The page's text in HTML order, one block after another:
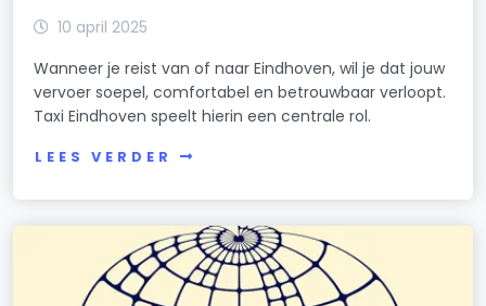
10 april 2025
Wanneer je reist van of naar Eindhoven, wil je dat jouw
vervoer soepel, comfortabel en betrouwbaar verloopt.
Taxi Eindhoven speelt hierin een centrale rol.
LEES VERDER